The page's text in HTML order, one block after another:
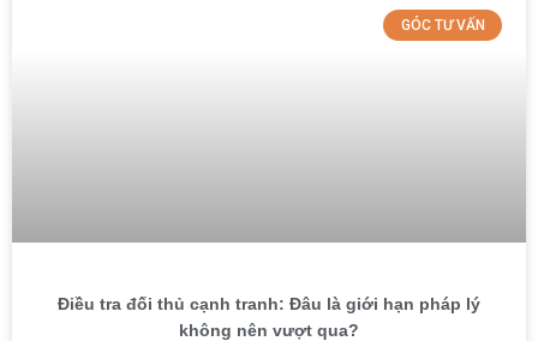
GÓC TƯ VẤN
Điều tra đối thủ cạnh tranh: Đâu là giới hạn pháp lý
không nên vượt qua?